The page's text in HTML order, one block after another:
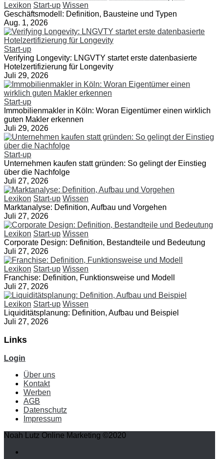
Lexikon Start-up Wissen
Geschäftsmodell: Definition, Bausteine und Typen
Aug. 1, 2026
Start-up
Verifying Longevity: LNGVTY startet erste datenbasierte
Hotelzertifizierung für Longevity
Juli 29, 2026
Start-up
Immobilienmakler in Köln: Woran Eigentümer einen wirklich
guten Makler erkennen
Juli 29, 2026
Start-up
Unternehmen kaufen statt gründen: So gelingt der Einstieg
über die Nachfolge
Juli 27, 2026
Lexikon Start-up Wissen
Marktanalyse: Definition, Aufbau und Vorgehen
Juli 27, 2026
Lexikon Start-up Wissen
Corporate Design: Definition, Bestandteile und Bedeutung
Juli 27, 2026
Lexikon Start-up Wissen
Franchise: Definition, Funktionsweise und Modell
Juli 27, 2026
Lexikon Start-up Wissen
Liquiditätsplanung: Definition, Aufbau und Beispiel
Juli 27, 2026
Links
Login
Über uns
Kontakt
Werben
AGB
Datenschutz
Impressum
Noah Lutz Online Marketing ©2020